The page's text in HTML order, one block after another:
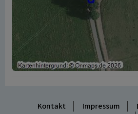
Kontakt Impressum